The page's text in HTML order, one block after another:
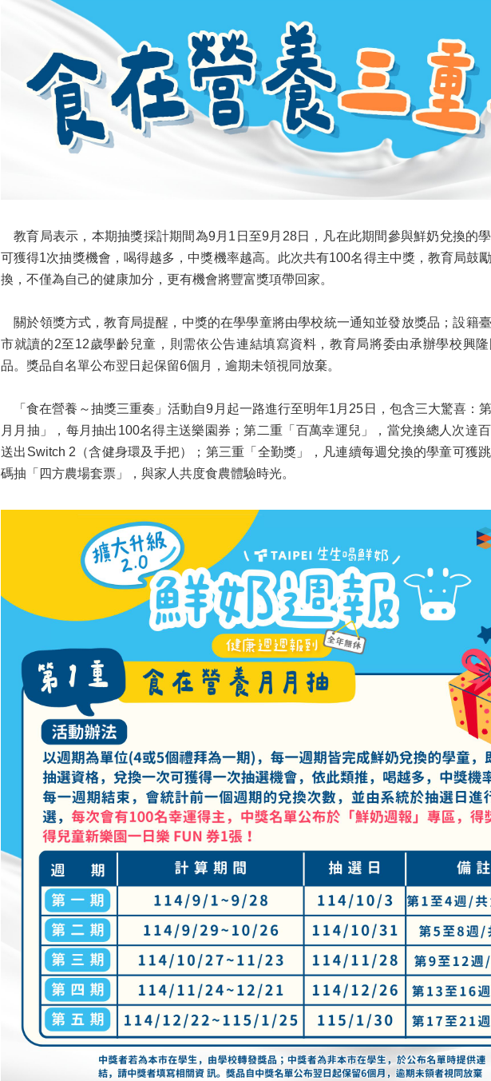
教育局表示，本期抽獎採計期間為9月1日至9月28日，凡在此期間參與鮮奶兌換的
可獲得1次抽獎機會，喝得越多，中獎機率越高。此次共有100名得主中獎，教育局鼓
換，不僅為自己的健康加分，更有機會將豐富獎項帶回家。
關於領獎方式，教育局提醒，中獎的在學學童將由學校統一通知並發放獎品；設籍
市就讀的2至12歲學齡兒童，則需依公告連結填寫資料，教育局將委由承辦學校興
品。獎品自名單公布翌日起保留6個月，逾期未領視同放棄。
「食在營養～抽獎三重奏」活動自9月起一路進行至明年1月25日，包含三大驚喜：
月月抽」，每月抽出100名得主送樂園券；第二重「百萬幸運兒」，當兌換總人次達
送出Switch 2（含健身環及手把）；第三重「全勤獎」，凡連續每週兌換的學童可獲
碼抽「四方農場套票」，與家人共度食農體驗時光。